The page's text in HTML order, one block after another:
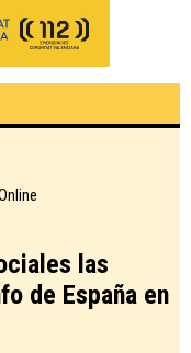
las
de España en